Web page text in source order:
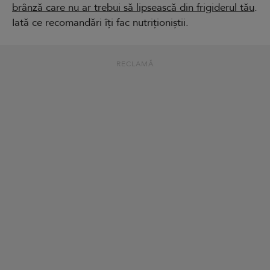
brânză care nu ar trebui să lipsească din frigiderul tău.
Iată ce recomandări îți fac nutriționiștii.
RECLAMĂ